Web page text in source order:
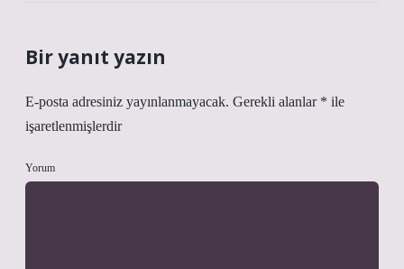
Bir yanıt yazın
E-posta adresiniz yayınlanmayacak. Gerekli alanlar * ile
işaretlenmişlerdir
Yorum